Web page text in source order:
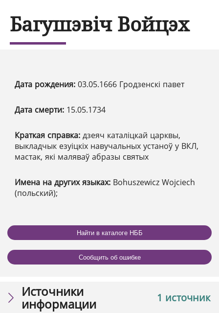
Багушэвіч Войцэх
Дата рождения: 03.05.1666 Гродзенскі павет
Дата смерти: 15.05.1734
Краткая справка: дзеяч каталіцкай царквы,
выкладчык езуіцкіх навучальных устаноў у ВКЛ,
мастак, які маляваў абразы святых
Имена на других языках: Bohuszewicz Wojciech
(польский);
Найти в каталоге НББ
Сообщить об ошибке
1 источник
Источники
информации